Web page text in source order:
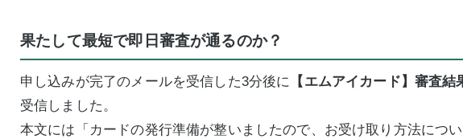
果たして最短で即日審査が通るのか？
申し込みが完了のメールを受信した3分後に 【エムアイカード】審査
受信しました。
本文には「カードの発行準備が整いましたので、お受け取り方法につ